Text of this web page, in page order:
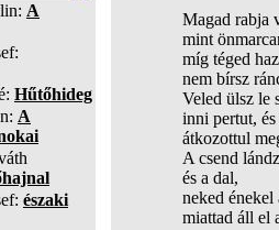
A
Hűtőhideg
A
északi
Magad rabja
mint
míg téged
nem bírsz
Veled ülsz le
inni pertut,
átkozottul
A csend
és a dal,
neked énekel
miattad áll el